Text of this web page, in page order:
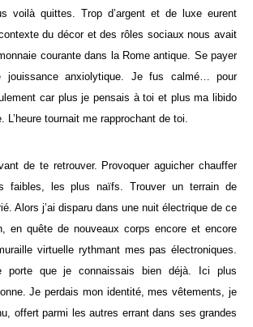
voilà quittes. Trop d’argent et de luxe eurent
du décor et des rôles sociaux nous avait
courante dans la Rome antique. Se payer
jouissance anxiolytique. Je fus calmé… pour
car plus je pensais à toi et plus ma libido
L’heure tournait me rapprochant de toi.
de te retrouver. Provoquer aguicher chauffer
faibles, les plus naïfs. Trouver un terrain de
Alors j’ai disparu dans une nuit électrique de ce
en quête de nouveaux corps encore et encore
virtuelle rythmant mes pas électroniques.
porte que je connaissais bien déjà. Ici plus
Je perdais mon identité, mes vêtements, je
offert parmi les autres errant dans ses grandes